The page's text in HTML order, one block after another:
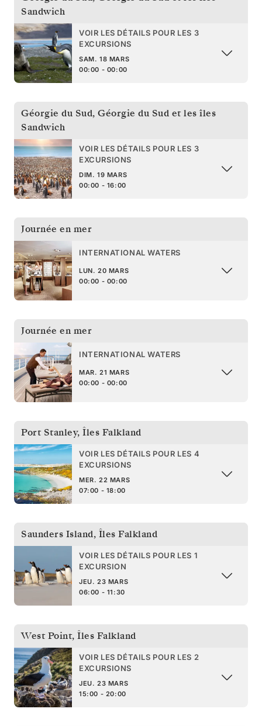
Sandwich
VOIR LES DÉTAILS POUR LES 3
EXCURSIONS
SAM. 18 MARS
00:00 - 00:00
Géorgie du Sud, Géorgie du Sud et les îles
Sandwich
VOIR LES DÉTAILS POUR LES 3
EXCURSIONS
DIM. 19 MARS
00:00 - 16:00
Journée en mer
INTERNATIONAL WATERS
LUN. 20 MARS
00:00 - 00:00
Journée en mer
INTERNATIONAL WATERS
MAR. 21 MARS
00:00 - 00:00
Port Stanley, Îles Falkland
VOIR LES DÉTAILS POUR LES 4
EXCURSIONS
MER. 22 MARS
07:00 - 18:00
Saunders Island, Îles Falkland
VOIR LES DÉTAILS POUR LES 1
EXCURSION
JEU. 23 MARS
06:00 - 11:30
West Point, Îles Falkland
VOIR LES DÉTAILS POUR LES 2
EXCURSIONS
JEU. 23 MARS
15:00 - 20:00